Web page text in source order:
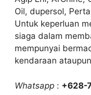
Oil, dupersol,
Untuk keperluan
siaga dalam
mempunyai
kendaraan
Whatsapp : +628-